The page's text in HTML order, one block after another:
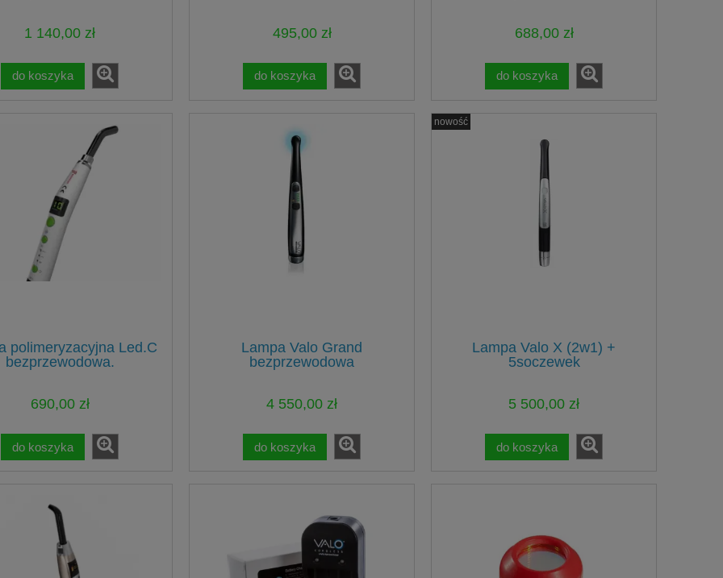
1 140,00 zł
do koszyka
495,00 zł
do koszyka
688,00 zł
do koszyka
polimeryzacyjna Led.C
bezprzewodowa.
690,00 zł
do koszyka
Lampa Valo Grand
bezprzewodowa
4 550,00 zł
do koszyka
Lampa Valo X (2w1) +
5soczewek
5 500,00 zł
do koszyka
nowość